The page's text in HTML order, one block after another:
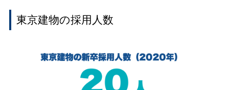
東京建物の採用人数